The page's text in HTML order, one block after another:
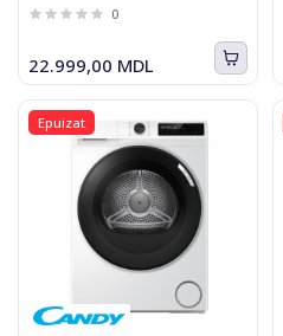
0
22.999,00 MDL
Epuizat